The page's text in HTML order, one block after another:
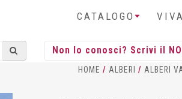
CATALOGO
HOME / ALBERI / ALBERI